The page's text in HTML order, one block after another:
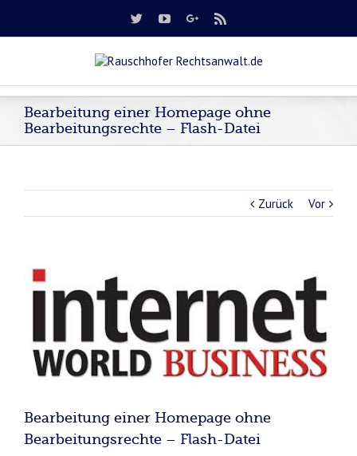
Bearbeitung einer Homepage ohne
Bearbeitungsrechte – Flash-Datei
Zurück Vor
Bearbeitung einer Homepage ohne
Bearbeitungsrechte – Flash-Datei